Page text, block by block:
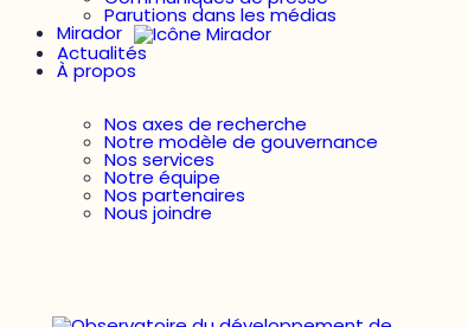
Parutions dans les médias
Mirador
Actualités
À propos
Nos axes de recherche
Notre modèle de gouvernance
Nos services
Notre équipe
Nos partenaires
Nous joindre